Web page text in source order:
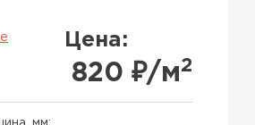
Цена:
820 ₽/м2